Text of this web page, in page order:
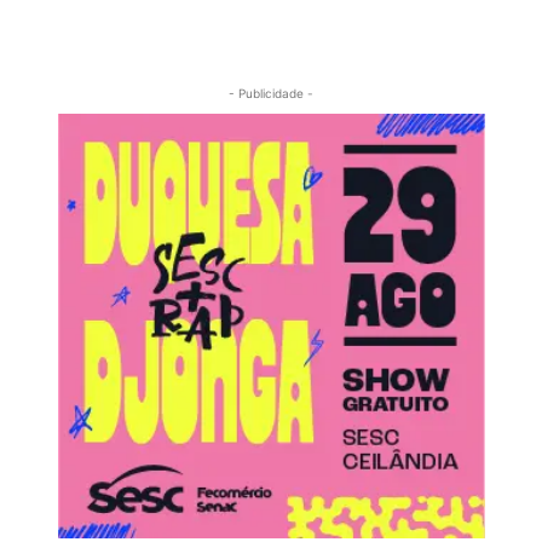
- Publicidade -